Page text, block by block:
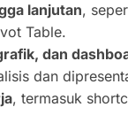
lanjutan,
Table.
dan
dan
, termasuk